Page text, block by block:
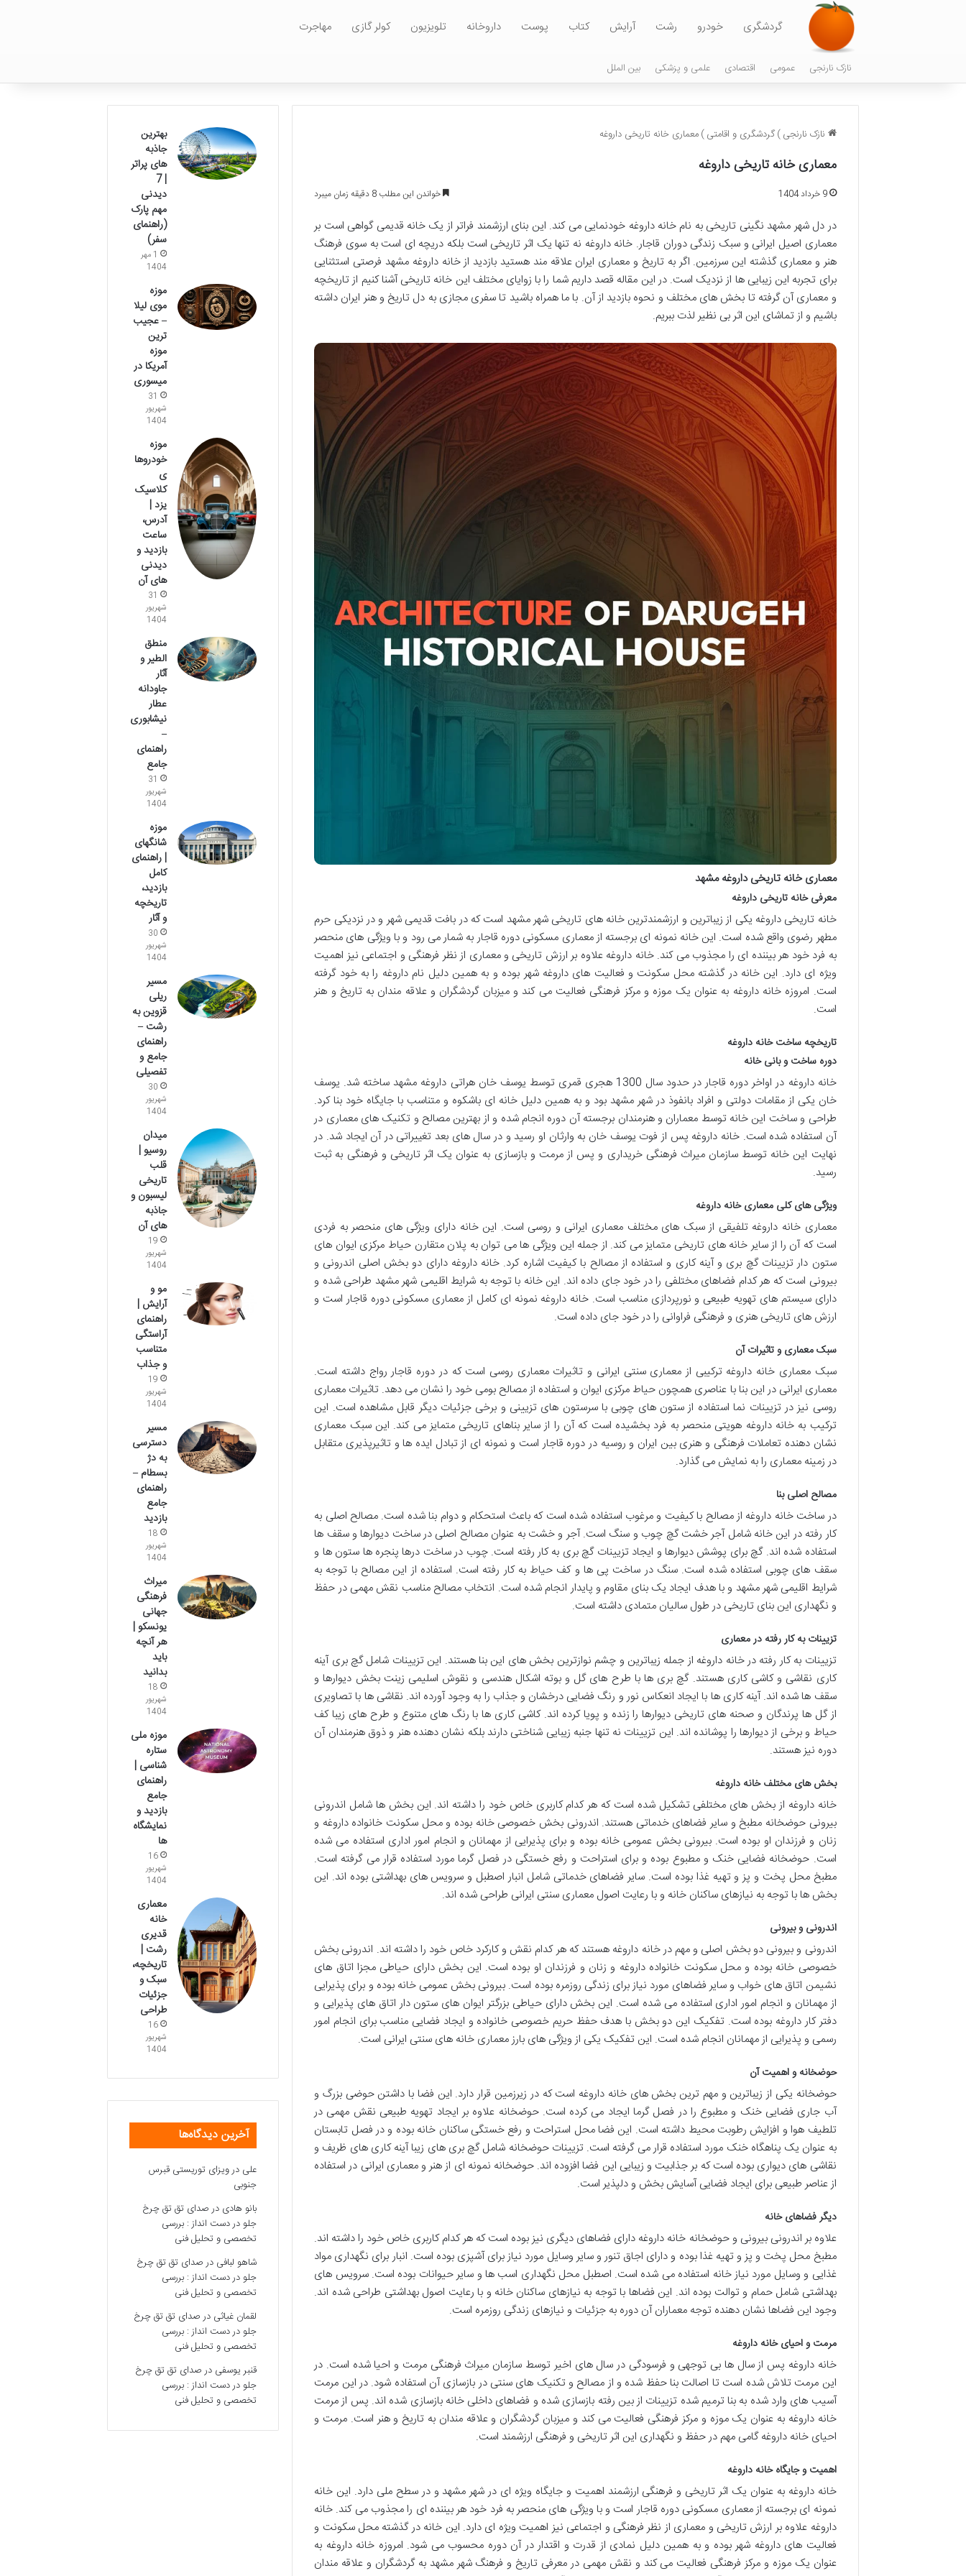
گردشگری خودرو رشت آرایش کتاب پوست داروخانه تلویزیون کولر گازی مهاجرت
نازک نارنجی عمومی اقتصادی علمی و پزشکی بین الملل
نازک نارنجی ) گردشگری و اقامتی ) معماری خانه تاریخی داروغه
معماری خانه تاریخی داروغه
9 خرداد 1404 خواندن این مطلب 8 دقیقه زمان میبرد
در دل شهر مشهد نگینی تاریخی به نام خانه داروغه خودنمایی می کند. این بنای ارزشمند فراتر از یک خانه قدیمی گواهی است بر
معماری اصیل ایرانی و سبک زندگی دوران قاجار. خانه داروغه نه تنها یک اثر تاریخی است بلکه دریچه ای است به سوی فرهنگ
هنر و معماری گذشته این سرزمین. اگر به تاریخ و معماری ایران علاقه مند هستید بازدید از خانه داروغه مشهد فرصتی استثنایی
برای تجربه این زیبایی ها از نزدیک است. در این مقاله قصد داریم شما را با زوایای مختلف این خانه تاریخی آشنا کنیم از تاریخچه
و معماری آن گرفته تا بخش های مختلف و نحوه بازدید از آن. با ما همراه باشید تا سفری مجازی به دل تاریخ و هنر ایران داشته
باشیم و از تماشای این اثر بی نظیر لذت ببریم.
معماری خانه تاریخی داروغه مشهد
معرفی خانه تاریخی داروغه
خانه تاریخی داروغه یکی از زیباترین و ارزشمندترین خانه های تاریخی شهر مشهد است که در بافت قدیمی شهر و در نزدیکی حرم
مطهر رضوی واقع شده است. این خانه نمونه ای برجسته از معماری مسکونی دوره قاجار به شمار می رود و با ویژگی های منحصر
به فرد خود هر بیننده ای را مجذوب می کند. خانه داروغه علاوه بر ارزش تاریخی و معماری از نظر فرهنگی و اجتماعی نیز اهمیت
ویژه ای دارد. این خانه در گذشته محل سکونت و فعالیت های داروغه شهر بوده و به همین دلیل نام داروغه را به خود گرفته
است. امروزه خانه داروغه به عنوان یک موزه و مرکز فرهنگی فعالیت می کند و میزبان گردشگران و علاقه مندان به تاریخ و هنر
است.
تاریخچه ساخت خانه داروغه
دوره ساخت و بانی خانه
خانه داروغه در اواخر دوره قاجار در حدود سال 1300 هجری قمری توسط یوسف خان هراتی داروغه مشهد ساخته شد. یوسف
خان یکی از مقامات دولتی و افراد بانفوذ در شهر مشهد بود و به همین دلیل خانه ای باشکوه و متناسب با جایگاه خود بنا کرد.
طراحی و ساخت این خانه توسط معماران و هنرمندان برجسته آن دوره انجام شده و از بهترین مصالح و تکنیک های معماری در
آن استفاده شده است. خانه داروغه پس از فوت یوسف خان به وارثان او رسید و در سال های بعد تغییراتی در آن ایجاد شد. در
نهایت این خانه توسط سازمان میراث فرهنگی خریداری و پس از مرمت و بازسازی به عنوان یک اثر تاریخی و فرهنگی به ثبت
رسید.
ویژگی های کلی معماری خانه داروغه
معماری خانه داروغه تلفیقی از سبک های مختلف معماری ایرانی و روسی است. این خانه دارای ویژگی های منحصر به فردی
است که آن را از سایر خانه های تاریخی متمایز می کند. از جمله این ویژگی ها می توان به پلان متقارن حیاط مرکزی ایوان های
ستون دار تزیینات گچ بری و آینه کاری و استفاده از مصالح با کیفیت اشاره کرد. خانه داروغه دارای دو بخش اصلی اندرونی و
بیرونی است که هر کدام فضاهای مختلفی را در خود جای داده اند. این خانه با توجه به شرایط اقلیمی شهر مشهد طراحی شده و
دارای سیستم های تهویه طبیعی و نورپردازی مناسب است. خانه داروغه نمونه ای کامل از معماری مسکونی دوره قاجار است و
ارزش های تاریخی هنری و فرهنگی فراوانی را در خود جای داده است.
سبک معماری و تاثیرات آن
سبک معماری خانه داروغه ترکیبی از معماری سنتی ایرانی و تاثیرات معماری روسی است که در دوره قاجار رواج داشته است.
معماری ایرانی در این بنا با عناصری همچون حیاط مرکزی ایوان و استفاده از مصالح بومی خود را نشان می دهد. تاثیرات معماری
روسی نیز در تزیینات نما استفاده از ستون های چوبی با سرستون های تزیینی و برخی جزئیات دیگر قابل مشاهده است. این
ترکیب به خانه داروغه هویتی منحصر به فرد بخشیده است که آن را از سایر بناهای تاریخی متمایز می کند. این سبک معماری
نشان دهنده تعاملات فرهنگی و هنری بین ایران و روسیه در دوره قاجار است و نمونه ای از تبادل ایده ها و تاثیرپذیری متقابل
در زمینه معماری را به نمایش می گذارد.
مصالح اصلی بنا
در ساخت خانه داروغه از مصالح با کیفیت و مرغوب استفاده شده است که باعث استحکام و دوام بنا شده است. مصالح اصلی به
کار رفته در این خانه شامل آجر خشت گچ چوب و سنگ است. آجر و خشت به عنوان مصالح اصلی در ساخت دیوارها و سقف ها
استفاده شده اند. گچ برای پوشش دیوارها و ایجاد تزیینات گچ بری به کار رفته است. چوب در ساخت درها پنجره ها ستون ها و
سقف های چوبی استفاده شده است. سنگ در ساخت پی ها و کف حیاط به کار رفته است. استفاده از این مصالح با توجه به
شرایط اقلیمی شهر مشهد و با هدف ایجاد یک بنای مقاوم و پایدار انجام شده است. انتخاب مصالح مناسب نقش مهمی در حفظ
و نگهداری این بنای تاریخی در طول سالیان متمادی داشته است.
تزیینات به کار رفته در معماری
تزیینات به کار رفته در خانه داروغه از جمله زیباترین و چشم نوازترین بخش های این بنا هستند. این تزیینات شامل گچ بری آینه
کاری نقاشی و کاشی کاری هستند. گچ بری ها با طرح های گل و بوته اشکال هندسی و نقوش اسلیمی زینت بخش دیوارها و
سقف ها شده اند. آینه کاری ها با ایجاد انعکاس نور و رنگ فضایی درخشان و جذاب را به وجود آورده اند. نقاشی ها با تصاویری
از گل ها پرندگان و صحنه های تاریخی دیوارها را زنده و پویا کرده اند. کاشی کاری ها با رنگ های متنوع و طرح های زیبا کف
حیاط و برخی از دیوارها را پوشانده اند. این تزیینات نه تنها جنبه زیبایی شناختی دارند بلکه نشان دهنده هنر و ذوق هنرمندان آن
دوره نیز هستند.
بخش های مختلف خانه داروغه
خانه داروغه از بخش های مختلفی تشکیل شده است که هر کدام کاربری خاص خود را داشته اند. این بخش ها شامل اندرونی
بیرونی حوضخانه مطبخ و سایر فضاهای خدماتی هستند. اندرونی بخش خصوصی خانه بوده و محل سکونت خانواده داروغه و
زنان و فرزندان او بوده است. بیرونی بخش عمومی خانه بوده و برای پذیرایی از مهمانان و انجام امور اداری استفاده می شده
است. حوضخانه فضایی خنک و مطبوع بوده و برای استراحت و رفع خستگی در فصل گرما مورد استفاده قرار می گرفته است.
مطبخ محل پخت و پز و تهیه غذا بوده است. سایر فضاهای خدماتی شامل انبار اصطبل و سرویس های بهداشتی بوده اند. این
بخش ها با توجه به نیازهای ساکنان خانه و با رعایت اصول معماری سنتی ایرانی طراحی شده اند.
اندرونی و بیرونی
اندرونی و بیرونی دو بخش اصلی و مهم در خانه داروغه هستند که هر کدام نقش و کارکرد خاص خود را داشته اند. اندرونی بخش
خصوصی خانه بوده و محل سکونت خانواده داروغه و زنان و فرزندان او بوده است. این بخش دارای حیاطی مجزا اتاق های
نشیمن اتاق های خواب و سایر فضاهای مورد نیاز برای زندگی روزمره بوده است. بیرونی بخش عمومی خانه بوده و برای پذیرایی
از مهمانان و انجام امور اداری استفاده می شده است. این بخش دارای حیاطی بزرگتر ایوان های ستون دار اتاق های پذیرایی و
دفتر کار داروغه بوده است. تفکیک این دو بخش با هدف حفظ حریم خصوصی خانواده و ایجاد فضایی مناسب برای انجام امور
رسمی و پذیرایی از مهمانان انجام شده است. این تفکیک یکی از ویژگی های بارز معماری خانه های سنتی ایرانی است.
حوضخانه و اهمیت آن
حوضخانه یکی از زیباترین و مهم ترین بخش های خانه داروغه است که در زیرزمین قرار دارد. این فضا با داشتن حوضی بزرگ و
آب جاری فضایی خنک و مطبوع را در فصل گرما ایجاد می کرده است. حوضخانه علاوه بر ایجاد تهویه طبیعی نقش مهمی در
تلطیف هوا و افزایش رطوبت محیط داشته است. این فضا محل استراحت و رفع خستگی ساکنان خانه بوده و در فصل تابستان
به عنوان یک پناهگاه خنک مورد استفاده قرار می گرفته است. تزیینات حوضخانه شامل گچ بری های زیبا آینه کاری های ظریف و
نقاشی های دیواری بوده است که بر جذابیت و زیبایی این فضا افزوده اند. حوضخانه نمونه ای از هنر و معماری ایرانی در استفاده
از عناصر طبیعی برای ایجاد فضایی آسایش بخش و دلپذیر است.
دیگر فضاهای خانه
علاوه بر اندرونی بیرونی و حوضخانه خانه داروغه دارای فضاهای دیگری نیز بوده است که هر کدام کاربری خاص خود را داشته اند.
مطبخ محل پخت و پز و تهیه غذا بوده و دارای اجاق تنور و سایر وسایل مورد نیاز برای آشپزی بوده است. انبار برای نگهداری مواد
غذایی و وسایل مورد نیاز خانه استفاده می شده است. اصطبل محل نگهداری اسب ها و سایر حیوانات بوده است. سرویس های
بهداشتی شامل حمام و توالت بوده اند. این فضاها با توجه به نیازهای ساکنان خانه و با رعایت اصول بهداشتی طراحی شده اند.
وجود این فضاها نشان دهنده توجه معماران آن دوره به جزئیات و نیازهای زندگی روزمره است.
مرمت و احیای خانه داروغه
خانه داروغه پس از سال ها بی توجهی و فرسودگی در سال های اخیر توسط سازمان میراث فرهنگی مرمت و احیا شده است. در
این مرمت تلاش شده است تا اصالت بنا حفظ شده و از مصالح و تکنیک های سنتی در بازسازی آن استفاده شود. در این مرمت
آسیب های وارد شده به بنا ترمیم شده تزیینات از بین رفته بازسازی شده و فضاهای داخلی خانه بازسازی شده اند. پس از مرمت
خانه داروغه به عنوان یک موزه و مرکز فرهنگی فعالیت می کند و میزبان گردشگران و علاقه مندان به تاریخ و هنر است. مرمت و
احیای خانه داروغه گامی مهم در حفظ و نگهداری این اثر تاریخی و فرهنگی ارزشمند است.
اهمیت و جایگاه خانه داروغه
خانه داروغه به عنوان یک اثر تاریخی و فرهنگی ارزشمند اهمیت و جایگاه ویژه ای در شهر مشهد و در سطح ملی دارد. این خانه
نمونه ای برجسته از معماری مسکونی دوره قاجار است و با ویژگی های منحصر به فرد خود هر بیننده ای را مجذوب می کند. خانه
داروغه علاوه بر ارزش تاریخی و معماری از نظر فرهنگی و اجتماعی نیز اهمیت ویژه ای دارد. این خانه در گذشته محل سکونت و
فعالیت های داروغه شهر بوده و به همین دلیل نمادی از قدرت و اقتدار در آن دوره محسوب می شود. امروزه خانه داروغه به
عنوان یک موزه و مرکز فرهنگی فعالیت می کند و نقش مهمی در معرفی تاریخ و فرهنگ شهر مشهد به گردشگران و علاقه مندان
بهترین
جاذبه
های پراتر
| 7
دیدنی
مهم پارک
(راهنمای
سفر)
1 مهر
1404
موزه
موی لیلا
– عجیب
ترین
موزه
آمریکا در
میسوری
31
شهریور
1404
موزه
خودروها
ی
کلاسیک
یزد |
آدرس،
ساعت
بازدید و
دیدنی
های آن
31
شهریور
1404
منطق
الطیر و
آثار
جاودانه
عطار
نیشابوری
–
راهنمای
جامع
31
شهریور
1404
موزه
شانگهای
| راهنمای
کامل
بازدید،
تاریخچه
و آثار
30
شهریور
1404
مسیر
ریلی
قزوین به
رشت –
راهنمای
جامع و
تفصیلی
30
شهریور
1404
میدان
روسیو |
قلب
تاریخی
لیسبون و
جاذبه
های آن
19
شهریور
1404
مو و
آرایش |
راهنمای
آراستگی
متناسب
و جذاب
19
شهریور
1404
مسیر
دسترسی
به دژ
بسطام –
راهنمای
جامع
بازدید
18
شهریور
1404
میراث
فرهنگی
جهانی
یونسکو |
هر آنچه
باید
بدانید
18
شهریور
1404
موزه ملی
ستاره
شناسی |
راهنمای
جامع
بازدید و
نمایشگاه
ها
16
شهریور
1404
معماری
خانه
قدیری
رشت |
تاریخچه،
سبک و
جزئیات
طراحی
16
شهریور
1404
آخرین دیدگاه‌ها
علی درویزای توریستی قبرس
جنوبی
بانو هادی درصدای تق تق چرخ
جلو در دست انداز : بررسی
تخصصی و تحلیل فنی
شاهو لبافی درصدای تق تق چرخ
جلو در دست انداز : بررسی
تخصصی و تحلیل فنی
لقمان غیاثی درصدای تق تق چرخ
جلو در دست انداز : بررسی
تخصصی و تحلیل فنی
قنبر یوسفی درصدای تق تق چرخ
جلو در دست انداز : بررسی
تخصصی و تحلیل فنی